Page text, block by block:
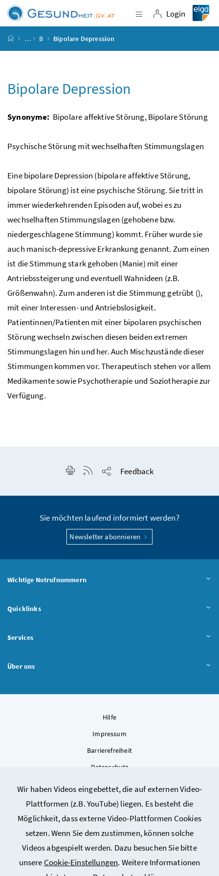
Zum Inhalt
Zum Hauptmenü
Zum Untermenü
Zur Suche
Wir haben Videos eingebettet, die auf externen Video-
Plattformen (z.B. YouTube) liegen. Es besteht die
Möglichkeit, dass externe Video-Plattformen Cookies
setzen. Wenn Sie dem zustimmen, können solche
Videos abgespielt werden. Dazu besuchen Sie bitte
unsere Cookie-Einstellungen. Weitere Informationen
Navigation
Login
Login
Startseite
… B Bipolare Depression
Bipolare Depression
Synonyme: Bipolare affektive Störung, Bipolare Störung
Psychische Störung mit wechselhaften Stimmungslagen
Eine bipolare Depression (bipolare affektive Störung,
bipolare Störung) ist eine psychische Störung. Sie tritt in
immer wiederkehrenden Episoden auf, wobei es zu
wechselhaften Stimmungslagen (gehobenebzw.
niedergeschlagene Stimmung) kommt. Früher wurde sie
auch manisch-depressive Erkrankung genannt. Zum einen
ist die Stimmung stark gehoben (Manie) mit einer
Antriebssteigerung und eventuell Wahnideen (z.B.
Größenwahn). Zum anderen ist die Stimmung getrübt (),
mit einer Interessen- und Antriebslosigkeit.
Patientinnen/Patienten mit einer bipolaren psychischen
Störung wechseln zwischen diesen beiden extremen
Stimmungslagen hin und her. Auch Mischzustände dieser
Stimmungen kommen vor. Therapeutisch stehen vor allem
Medikamente sowie Psychotherapie und Soziotherapie zur
Verfügung.
Seite drucken
RSS-Feed anzeigen
Feedback
Sie möchten laufend informiert werden?
Newsletter abonnieren
Wichtige Notrufnummern
Quicklinks
Services
Über uns
Hilfe
Impressum
Barrierefreiheit
Datenschutz
Sitemap
Cookie-Einstellungen